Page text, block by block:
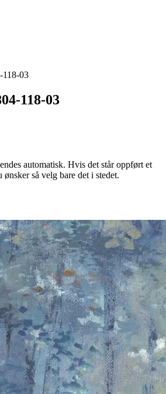
118-03
118-03
automatisk. Hvis det står oppført et
så velg bare det i stedet.